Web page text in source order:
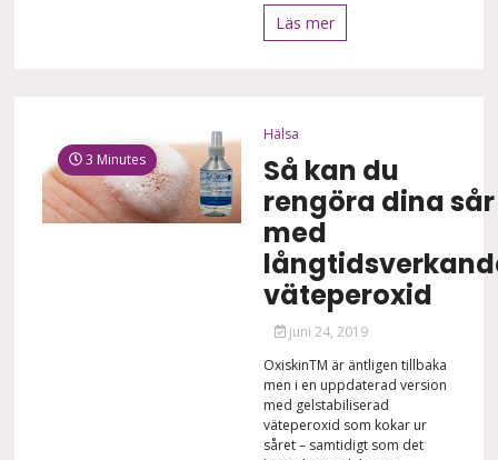
Läs mer
3 Minutes
Hälsa
Så kan du
rengöra dina sår
med
väteperoxid
juni 24, 2019
OxiskinTM är äntligen tillbaka
men i en uppdaterad version
med gelstabiliserad
väteperoxid som kokar ur
såret – samtidigt som det